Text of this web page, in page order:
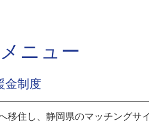
ニュー
金制度
移住し、静岡県のマッチングサ